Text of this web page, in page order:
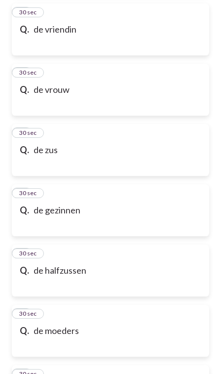
Q. de vriendin
27
30 sec
Q. de vrouw
28
30 sec
Q. de zus
29
30 sec
Q. de gezinnen
30
30 sec
Q. de halfzussen
31
30 sec
Q. de moeders
32
30 sec